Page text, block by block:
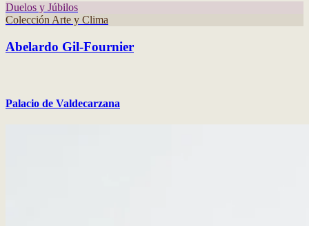
Duelos y Júbilos
Colección Arte y Clima
Abelardo Gil-Fournier
Palacio de Valdecarzana